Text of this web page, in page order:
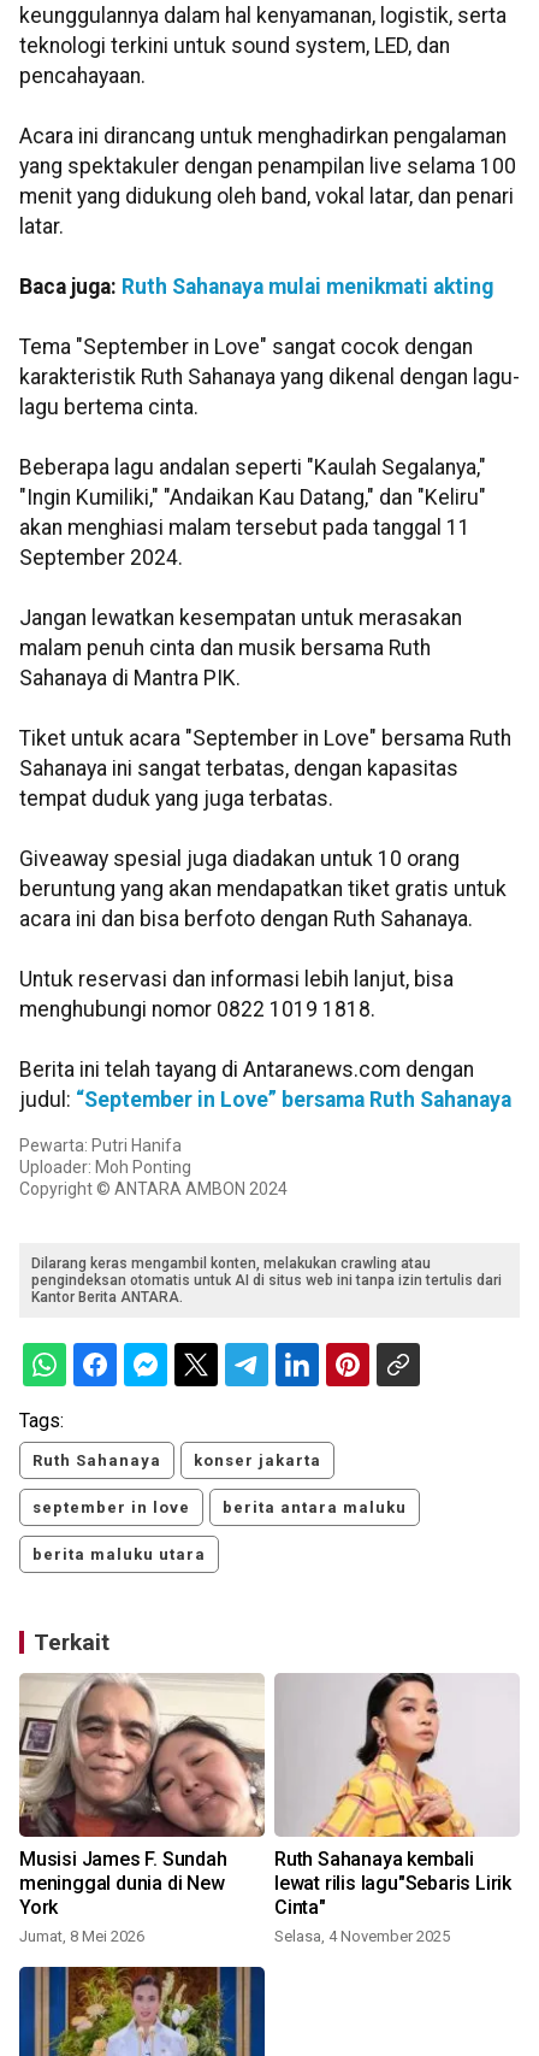
keunggulannya dalam hal kenyamanan, logistik, serta
teknologi terkini untuk sound system, LED, dan
pencahayaan.
Acara ini dirancang untuk menghadirkan pengalaman
yang spektakuler dengan penampilan live selama 100
menit yang didukung oleh band, vokal latar, dan penari
latar.
Baca juga: Ruth Sahanaya mulai menikmati akting
Tema "September in Love" sangat cocok dengan
karakteristik Ruth Sahanaya yang dikenal dengan lagu-
lagu bertema cinta.
Beberapa lagu andalan seperti "Kaulah Segalanya,"
"Ingin Kumiliki," "Andaikan Kau Datang," dan "Keliru"
akan menghiasi malam tersebut pada tanggal 11
September 2024.
Jangan lewatkan kesempatan untuk merasakan
malam penuh cinta dan musik bersama Ruth
Sahanaya di Mantra PIK.
Tiket untuk acara "September in Love" bersama Ruth
Sahanaya ini sangat terbatas, dengan kapasitas
tempat duduk yang juga terbatas.
Giveaway spesial juga diadakan untuk 10 orang
beruntung yang akan mendapatkan tiket gratis untuk
acara ini dan bisa berfoto dengan Ruth Sahanaya.
Untuk reservasi dan informasi lebih lanjut, bisa
menghubungi nomor 0822 1019 1818.
Berita ini telah tayang di Antaranews.com dengan
judul: “September in Love” bersama Ruth Sahanaya
Pewarta: Putri Hanifa
Uploader: Moh Ponting
Copyright © ANTARA AMBON 2024
Dilarang keras mengambil konten, melakukan crawling atau
pengindeksan otomatis untuk AI di situs web ini tanpa izin tertulis dari
Kantor Berita ANTARA.
Tags:
Ruth Sahanaya konser jakarta
september in love berita antara maluku
berita maluku utara
Terkait
Musisi James F. Sundah
meninggal dunia di New
York
Jumat, 8 Mei 2026
Ruth Sahanaya kembali
lewat rilis lagu"Sebaris Lirik
Cinta"
Selasa, 4 November 2025